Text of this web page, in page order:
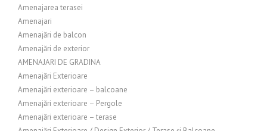
Amenajarea terasei
Amenajari
Amenajări de balcon
Amenajări de exterior
AMENAJARI DE GRADINA
Amenajări Exterioare
Amenajări exterioare – balcoane
Amenajări exterioare – Pergole
Amenajări exterioare – terase